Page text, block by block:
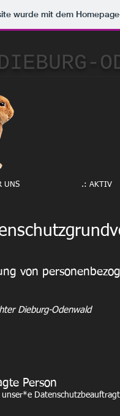
wurde mit dem
UNS .: AKTIV
von
Dieburg-Odenwald
Person
unser*e